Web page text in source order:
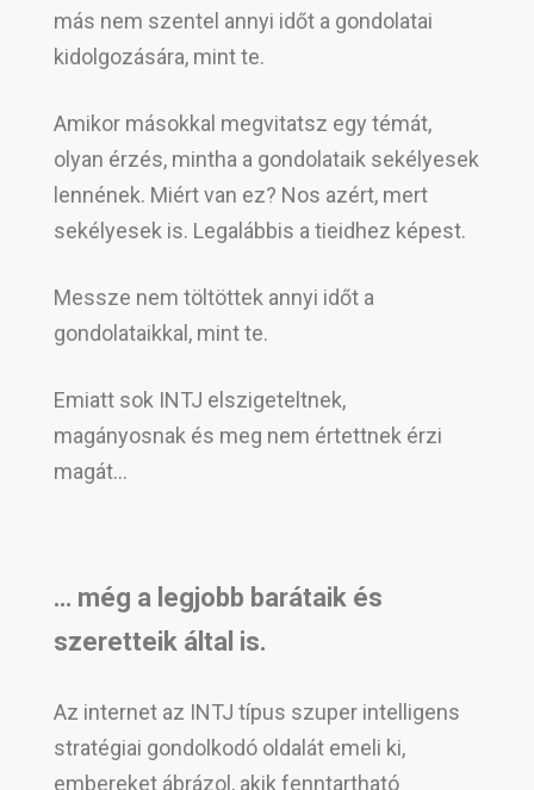
más nem szentel annyi időt a gondolatai
kidolgozására, mint te.
Amikor másokkal megvitatsz egy témát,
olyan érzés, mintha a gondolataik sekélyesek
lennének. Miért van ez? Nos azért, mert
sekélyesek is. Legalábbis a tieidhez képest.
Messze nem töltöttek annyi időt a
gondolataikkal, mint te.
Emiatt sok INTJ elszigeteltnek,
magányosnak és meg nem értettnek érzi
magát…
… még a legjobb barátaik és
szeretteik által is.
Az internet az INTJ típus szuper intelligens
stratégiai gondolkodó oldalát emeli ki,
embereket ábrázol, akik fenntartható